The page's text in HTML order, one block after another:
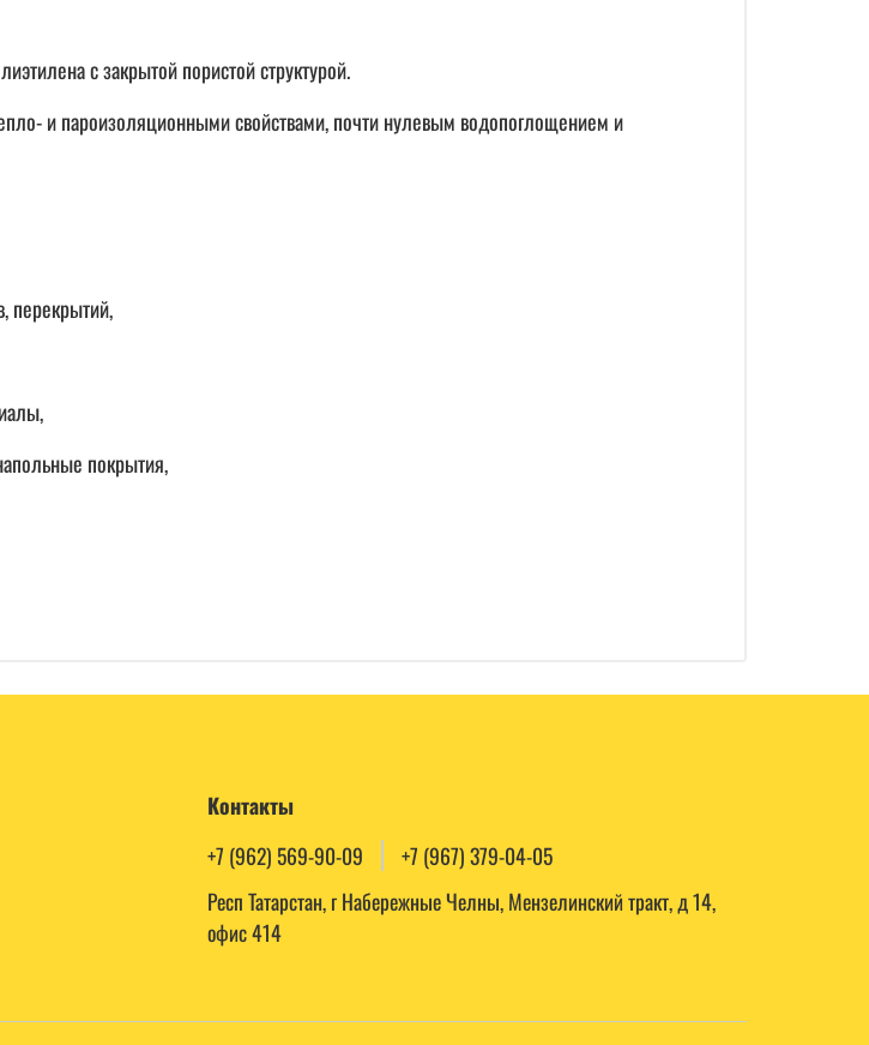
с закрытой пористой структурой.
и пароизоляционными свойствами, почти нулевым водопоглощением и
перекрытий,
покрытия,
Контакты
+7 (962) 569-90-09
+7 (967) 379-04-05
Респ Татарстан, г Набережные Челны, Мензелинский тракт, д 14,
офис 414